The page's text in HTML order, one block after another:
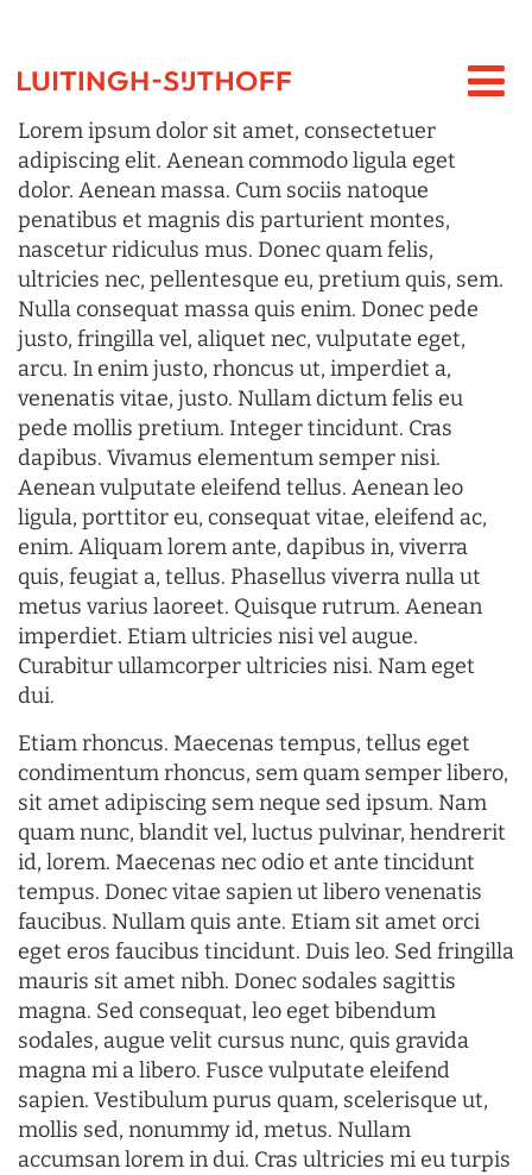
Lorem ipsum dolor sit amet, consectetuer
adipiscing elit. Aenean commodo ligula eget
dolor. Aenean massa. Cum sociis natoque
penatibus et magnis dis parturient montes,
nascetur ridiculus mus. Donec quam felis,
ultricies nec, pellentesque eu, pretium quis, sem.
Nulla consequat massa quis enim. Donec pede
justo, fringilla vel, aliquet nec, vulputate eget,
arcu. In enim justo, rhoncus ut, imperdiet a,
venenatis vitae, justo. Nullam dictum felis eu
pede mollis pretium. Integer tincidunt. Cras
dapibus. Vivamus elementum semper nisi.
Aenean vulputate eleifend tellus. Aenean leo
ligula, porttitor eu, consequat vitae, eleifend ac,
enim. Aliquam lorem ante, dapibus in, viverra
quis, feugiat a, tellus. Phasellus viverra nulla ut
metus varius laoreet. Quisque rutrum. Aenean
imperdiet. Etiam ultricies nisi vel augue.
Curabitur ullamcorper ultricies nisi. Nam eget
dui.
Etiam rhoncus. Maecenas tempus, tellus eget
condimentum rhoncus, sem quam semper libero,
sit amet adipiscing sem neque sed ipsum. Nam
quam nunc, blandit vel, luctus pulvinar, hendrerit
id, lorem. Maecenas nec odio et ante tincidunt
tempus. Donec vitae sapien ut libero venenatis
faucibus. Nullam quis ante. Etiam sit amet orci
eget eros faucibus tincidunt. Duis leo. Sed fringilla
mauris sit amet nibh. Donec sodales sagittis
magna. Sed consequat, leo eget bibendum
sodales, augue velit cursus nunc, quis gravida
magna mi a libero. Fusce vulputate eleifend
sapien. Vestibulum purus quam, scelerisque ut,
mollis sed, nonummy id, metus. Nullam
accumsan lorem in dui. Cras ultricies mi eu turpis